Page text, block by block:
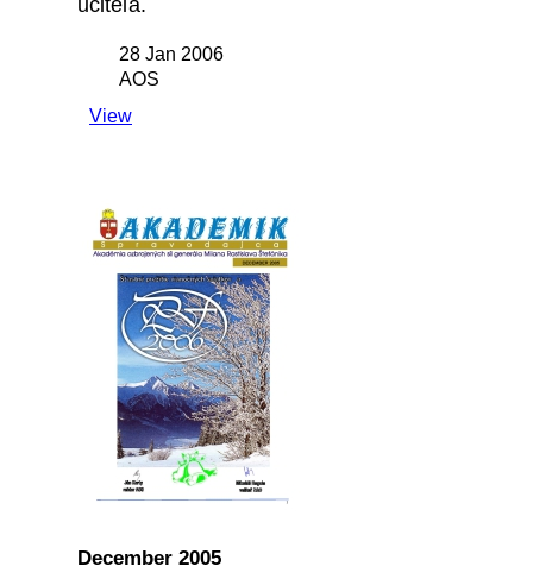
učiteľa.
28 Jan 2006
AOS
View
December 2005